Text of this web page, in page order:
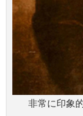
非常に印象